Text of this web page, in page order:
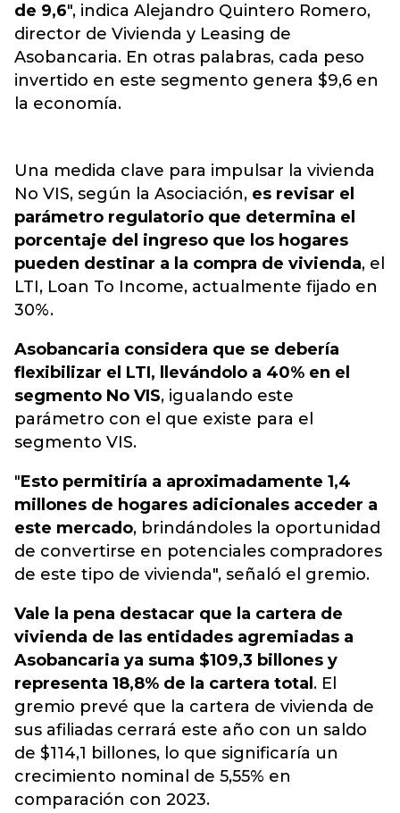
de 9,6", indica Alejandro Quintero Romero,
director de Vivienda y Leasing de
Asobancaria. En otras palabras, cada peso
invertido en este segmento genera $9,6 en
la economía.
Una medida clave para impulsar la vivienda
No VIS, según la Asociación, es revisar el
parámetro regulatorio que determina el
porcentaje del ingreso que los hogares
pueden destinar a la compra de vivienda, el
LTI, Loan To Income, actualmente fijado en
30%.
Asobancaria considera que se debería
flexibilizar el LTI, llevándolo a 40% en el
segmento No VIS, igualando este
parámetro con el que existe para el
segmento VIS.
"Esto permitiría a aproximadamente 1,4
millones de hogares adicionales acceder a
este mercado, brindándoles la oportunidad
de convertirse en potenciales compradores
de este tipo de vivienda", señaló el gremio.
Vale la pena destacar que la cartera de
vivienda de las entidades agremiadas a
Asobancaria ya suma $109,3 billones y
representa 18,8% de la cartera total . El
gremio prevé que la cartera de vivienda de
sus afiliadas cerrará este año con un saldo
de $114,1 billones, lo que significaría un
crecimiento nominal de 5,55% en
comparación con 2023.